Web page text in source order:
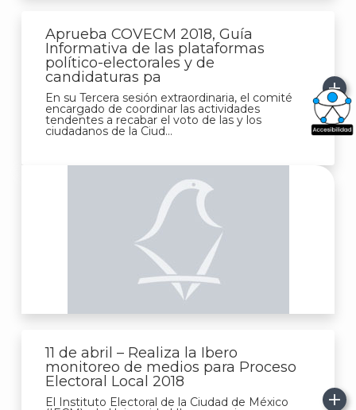
Aprueba COVECM 2018, Guía
Informativa de las plataformas
político-electorales y de
candidaturas pa
En su Tercera sesión extraordinaria, el comité
encargado de coordinar las actividades
tendentes a recabar el voto de las y los
ciudadanos de la Ciud...
11 de abril – Realiza la Ibero
monitoreo de medios para Proceso
Electoral Local 2018
El Instituto Electoral de la Ciudad de México